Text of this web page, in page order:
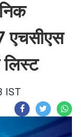
एचसीएस
IST